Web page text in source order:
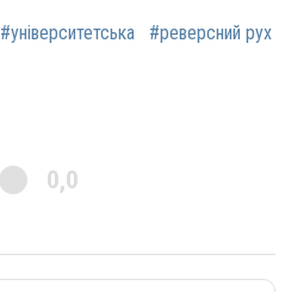
#університетська #реверсний рух
0,0